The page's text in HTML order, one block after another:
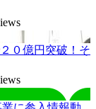
０億円突破！そ